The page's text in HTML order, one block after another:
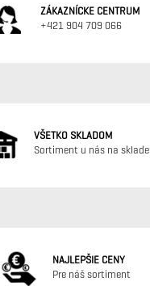
ZÁKAZNÍCKE CENTRUM
+421 904 709 066
VŠETKO SKLADOM
Sortiment u nás na sklade
NAJLEPŠIE CENY
Pre náš sortiment